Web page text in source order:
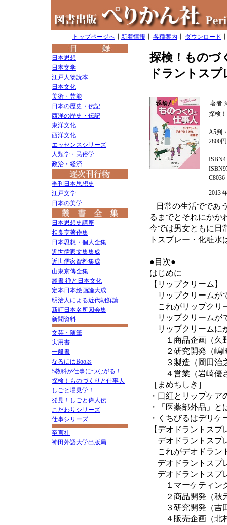
トップページへ 新着情報 各種案内 ダウンロード
日本思想
日本文学
江戸人物読本
日本文化
美術・芸能
日本の歴史・伝記
西洋の歴史・伝記
東洋文化
西洋文化
エッセンスシリーズ
人類学・民俗学
政治・経済
季刊日本思想史
江戸文学
日本の美学
日本思想史講座
相良亨著作集
日本思想・個人全集
近世儒家文集集成
近世儒家資料集成
山東京傳全集
叢書 禅と日本文化
定本日本絵画論大成
明治人による近代朝鮮論
新訂日本名所図会集
新聞資料
文芸・随筆
実用書
一般書
なるにはBooks
5教科が仕事につながる！
探検！ものづくりと仕事人
しごと場見学！
発見！しごと偉人伝
こだわりシリーズ
仕事シリーズ
至言社
神田外語大学出版局
探検！もの
ドラントス
著者
探検
A5判
2800
C8036
2013
日常の生活でであ
るまでとそれにかか
今では男女ともに日
トスプレー・化粧
●目次●
はじめに
【リップクリーム】
リップクリームが
これがリップクリ
リップクリームが
リップクリームに
１商品企画（久
２研究開発（嶋
３製造（岡田治
４営業（岩崎優
［まめちしき］
・口紅とリップケア
・「医薬部外品」と
・くちびるはデリケ
【デオドラントスプ
デオドラントスプ
これがデオドラン
デオドラントスプ
デオドラントスプ
１マーケティング
２商品開発（秋
３研究開発（吉
４販売企画（北